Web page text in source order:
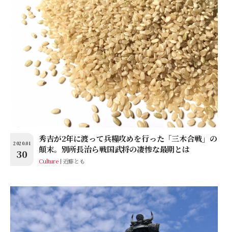
2020.01
30
秀吉が2年に渡って兵糧攻めを行った「三木合戦」の
顛末。別所長治ら戦国武将の凄惨な最期とは
Culture 近藤とも